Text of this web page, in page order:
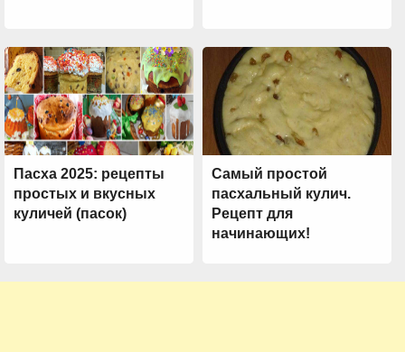
Пасха 2025: рецепты
простых и вкусных
куличей (пасок)
Самый простой
пасхальный кулич.
Рецепт для
начинающих!